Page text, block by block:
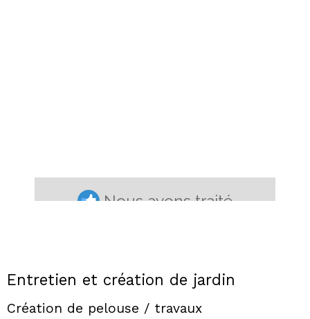
Entretien et création de jardin
Création de pelouse / travaux